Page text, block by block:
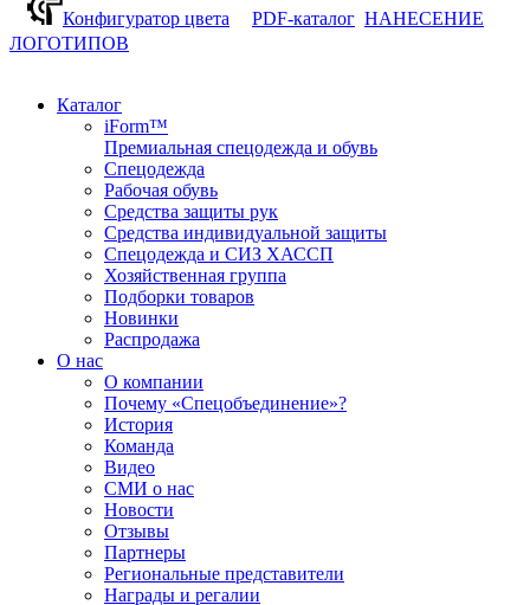
Конфигуратор цвета
PDF-каталог НАНЕСЕНИЕ
ЛОГОТИПОВ
Каталог
iForm™
Премиальная спецодежда и обувь
Спецодежда
Рабочая обувь
Средства защиты рук
Средства индивидуальной защиты
Спецодежда и СИЗ ХАССП
Хозяйственная группа
Подборки товаров
Новинки
Распродажа
О нас
О компании
Почему «Спецобъединение»?
История
Команда
Видео
СМИ о нас
Новости
Отзывы
Партнеры
Региональные представители
Награды и регалии